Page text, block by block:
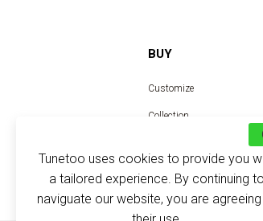
BUY
Customize
Collection
Tunetoo uses cookies to provide you
a tailored experience. By continuing to
naviguate our website, you are